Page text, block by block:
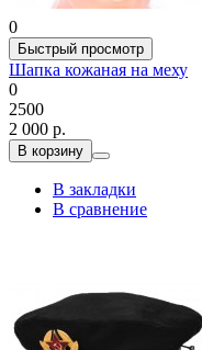
0
Быстрый просмотр
Шапка кожаная на меху
0
2500
2 000 р.
В корзину
В закладки
В сравнение